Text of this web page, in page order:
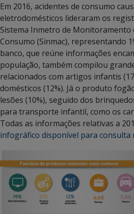
Em 2016, acidentes de consumo
eletrodomésticos lideraram os
Sistema Inmetro de Monitoramento
Consumo (Sinmac), representando
banco, que reúne informações
população, também compilou
relacionados com artigos infantis
domésticos (12%). Já o produto
lesões (10%), seguido dos
para transporte infantil, como os
Todas as informações relativas a
infográfico disponível para consulta